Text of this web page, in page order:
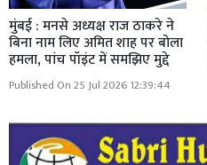
मुंबई : मनसे अध्यक्ष राज ठाकरे ने
बिना नाम लिए अमित शाह पर बोला
हमला, पांच पॉइंट में समझिए मुद्दे
Published On 25 Jul 2026 12:39:44